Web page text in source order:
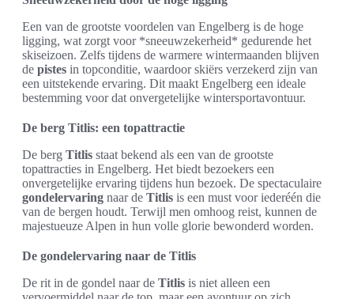
Een van de grootste voordelen van Engelberg is de hoge
ligging, wat zorgt voor *sneeuwzekerheid* gedurende het
skiseizoen. Zelfs tijdens de warmere wintermaanden blijven
de pistes in topconditie, waardoor skiërs verzekerd zijn van
een uitstekende ervaring. Dit maakt Engelberg een ideale
bestemming voor dat onvergetelijke wintersportavontuur.
De berg Titlis: een topattractie
De berg Titlis staat bekend als een van de grootste
topattracties in Engelberg. Het biedt bezoekers een
onvergetelijke ervaring tijdens hun bezoek. De spectaculaire
gondelervaring naar de Titlis is een must voor iederéén die
van de bergen houdt. Terwijl men omhoog reist, kunnen de
majestueuze Alpen in hun volle glorie bewonderd worden.
De gondelervaring naar de Titlis
De rit in de gondel naar de Titlis is niet alleen een